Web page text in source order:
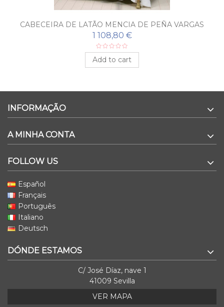
CABECEIRA DE LATÃO MENCIA DE PEÑA VARGAS
1 108,80 €
Add to cart
INFORMAÇÃO
A MINHA CONTA
FOLLOW US
Español
Français
Português
Italiano
Deutsch
DÓNDE ESTAMOS
C/ José Díaz, nave 1
41009 Sevilla
VER MAPA